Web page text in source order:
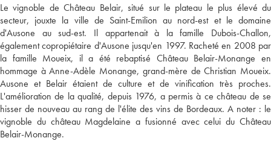
Le vignoble de Château Belair, situé sur le plateau le plus élevé du
secteur, jouxte la ville de Saint-Emilion au nord-est et le domaine
d'Ausone au sud-est. Il appartenait à la famille Dubois-Challon,
également copropiétaire d'Ausone jusqu'en 1997. Racheté en 2008 par
la famille Moueix, il a été rebaptisé Château Belair-Monange en
hommage à Anne-Adèle Monange, grand-mère de Christian Moueix.
Ausone et Belair étaient de culture et de vinification très proches.
L'amélioration de la qualité, depuis 1976, a permis à ce château de se
hisser de nouveau au rang de l'élite des vins de Bordeaux. A noter : le
vignoble du château Magdelaine a fusionné avec celui du Château
Belair-Monange.